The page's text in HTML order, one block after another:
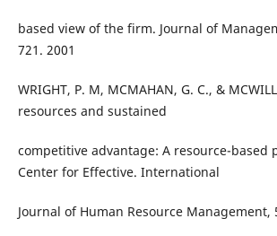
based view of the firm. Journal of
721. 2001
WRIGHT, P. M, MCMAHAN, G. C., &
resources and sustained
competitive advantage: A resource-based
Center for Effective. International
Journal of Human Resource Management,